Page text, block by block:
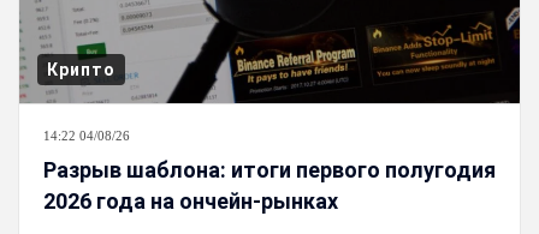
Крипто
14:22 04/08/26
Разрыв шаблона: итоги первого полугодия
2026 года на ончейн-рынках